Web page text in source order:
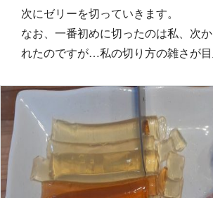
次にゼリーを切っていきます。
なお、一番初めに切ったのは私、次
れたのですが…私の切り方の雑さが